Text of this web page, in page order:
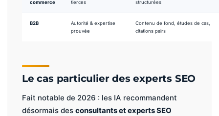
commerce
tierces
structurées
B2B
Autorité & expertise
prouvée
Contenu de fond, études de cas,
citations pairs
Le cas particulier des experts SEO
Fait notable de 2026 : les IA recommandent
désormais des consultants et experts SEO